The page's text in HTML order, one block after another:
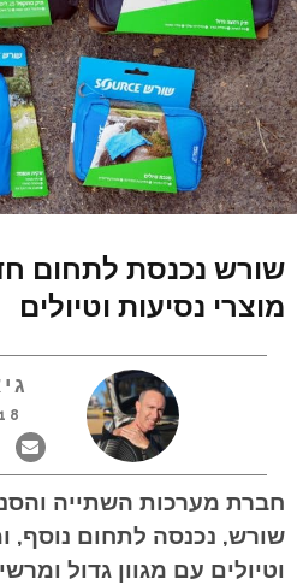
שורש נכנסת לתחום
מוצרי נסיעות וטיולים
חברת מערכות השתייה
שורש, נכנסה לתחום נוסף,
וטיולים עם מגוון גדול